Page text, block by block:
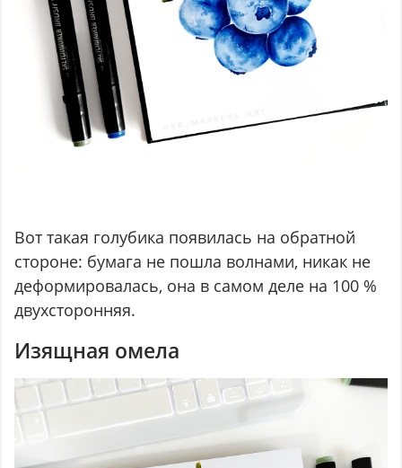
Вот такая голубика появилась на обратной
стороне: бумага не пошла волнами, никак не
деформировалась, она в самом деле на 100 %
двухсторонняя.
Изящная омела